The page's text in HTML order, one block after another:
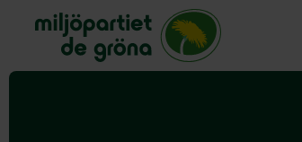
Miljöpartiet de gröna, startsida